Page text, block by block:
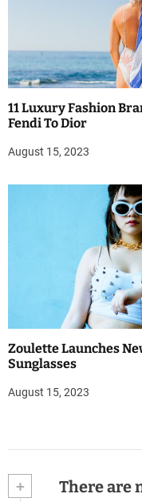
11 Luxury Fashion
Fendi To Dior
August 15, 2023
Zoulette Launches
Sunglasses
August 15, 2023
+ There are